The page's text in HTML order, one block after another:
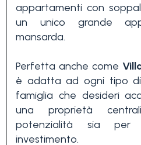
appartamenti con
un unico grande
mansarda.
Perfetta anche come
è adatta ad ogni tipo
famiglia che desideri
una proprietà
potenzialità sia per
investimento.